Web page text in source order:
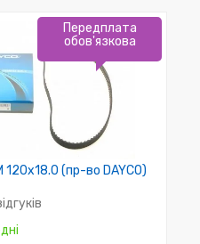
120x18.0 (пр-во DAYCO)
Передплата
обов'язкова